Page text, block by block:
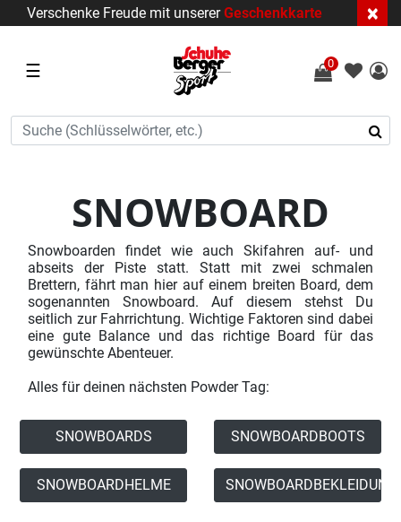
Verschenke Freude mit unsererGeschenkkarte ×
☰ 0
SNOWBOARD
Snowboarden findet wie auch Skifahren auf- und
abseits der Piste statt. Statt mit zwei schmalen
Brettern, fährt man hier auf einem breiten Board, dem
sogenannten Snowboard. Auf diesem stehst Du
seitlich zur Fahrrichtung. Wichtige Faktoren sind dabei
eine gute Balance und das richtige Board für das
gewünschte Abenteuer.
Alles für deinen nächsten Powder Tag:
SNOWBOARDS SNOWBOARDBOOTS
SNOWBOARDHELME SNOWBOARDBEKLEIDUNG